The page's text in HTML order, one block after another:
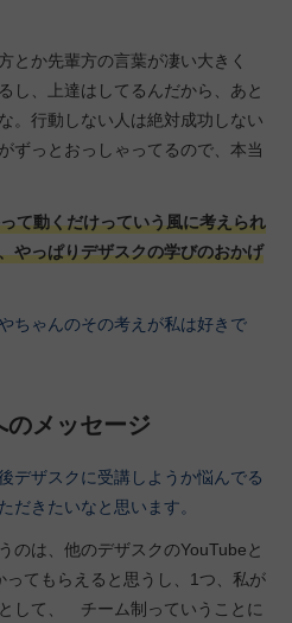
とか先輩方の言葉が凄い大きく
し、上達はしてるんだから、あと
。行動しない人は絶対成功しない
ずっとおっしゃってるので、本当
て動くだけっていう風に考えられ
やっぱりデザスクの学びのおかげ
ちゃんのその考えが私は好きで
のメッセージ
デザスクに受講しようか悩んでる
だきたいなと思います。
のは、他のデザスクのYouTubeと
てもらえると思うし、1つ、私が
して、 チーム制っていうことに